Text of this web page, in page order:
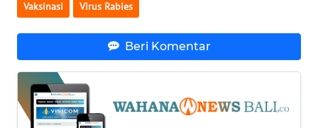
Vaksinasi Virus Rabies
Beri Komentar
WN
WN
JOGJA